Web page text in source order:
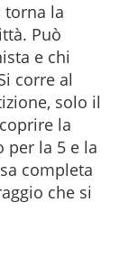
torna la
Può
e chi
corre al
solo il
la
per la 5 e la
completa
che si